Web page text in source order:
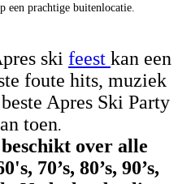
een prachtige buitenlocatie.
ski feest kan een
foute hits, muziek
Apres Ski Party
toen.
over alle
70’s, 80’s, 90’s,